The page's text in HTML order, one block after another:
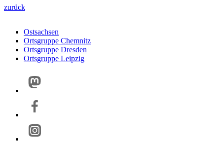
zurück
Ostsachsen
Ortsgruppe Chemnitz
Ortsgruppe Dresden
Ortsgruppe Leipzig